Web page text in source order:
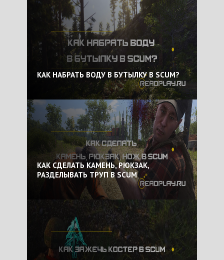
КАК НАБРАТЬ ВОДУ В БУТЫЛКУ В SCUM?
КАК СДЕЛАТЬ КАМЕНЬ, РЮКЗАК,
РАЗДЕЛЫВАТЬ ТРУП В SCUM